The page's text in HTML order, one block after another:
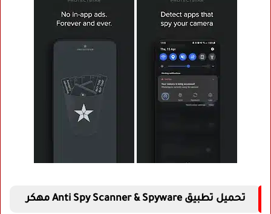
تحميل تطبيق Anti Spy Scanner & Spyware مهكر